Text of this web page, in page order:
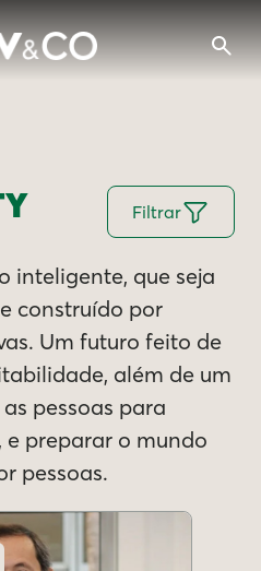
Filtrar
inteligente, que seja
construído por
Um futuro feito de
além de um
pessoas para
preparar o mundo
pessoas.